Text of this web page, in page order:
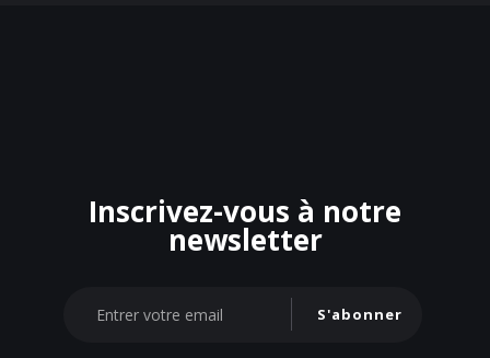
Inscrivez-vous à notre
newsletter
S'abonner